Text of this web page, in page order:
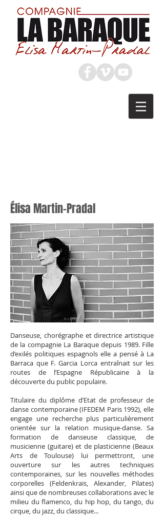
Élisa Martin-Pradal
Danseuse, chorégraphe et directrice artistique
de la compagnie La Baraque depuis 1989. Fille
d’exilés politiques espagnols elle a pensé à La
Barraca que F. Garcia Lorca entraînait sur les
routes de l’Espagne Républicaine à la
découverte du public populaire.
Titulaire du diplôme d’Etat de professeur de
danse contemporaine (IFEDEM Paris 1992), elle
engage une recherche plus particulièrement
orientée sur la relation musique-danse. Sa
formation de danseuse classique, de
musicienne (guitare) et de plasticienne (Beaux
Arts de Toulouse) lui permettront, une
ouverture sur les autres techniques
contemporaines, sur les nouvelles méthodes
corporelles (Feldenkrais, Alexander, Pilates)
ainsi que de nombreuses collaborations avec le
milieu du flamenco, du hip hop, du tango, du
cirque, du jazz, du classique...